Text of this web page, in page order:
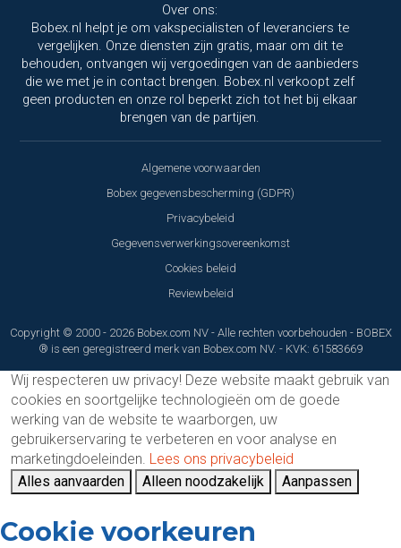
Over ons:
Bobex.nl helpt je om vakspecialisten of leveranciers te
vergelijken. Onze diensten zijn gratis, maar om dit te
behouden, ontvangen wij vergoedingen van de aanbieders
die we met je in contact brengen. Bobex.nl verkoopt zelf
geen producten en onze rol beperkt zich tot het bij elkaar
brengen van de partijen.
Algemene voorwaarden
Bobex gegevensbescherming (GDPR)
Privacybeleid
Gegevensverwerkingsovereenkomst
Cookies beleid
Reviewbeleid
Copyright © 2000 - 2026 Bobex.com NV - Alle rechten voorbehouden - BOBEX
® is een geregistreerd merk van Bobex.com NV. - KVK: 61583669
Wij respecteren uw privacy! Deze website maakt gebruik van
cookies en soortgelijke technologieën om de goede
werking van de website te waarborgen, uw
gebruikerservaring te verbeteren en voor analyse en
marketingdoeleinden. Lees ons privacybeleid
Alles aanvaarden
Alleen noodzakelijk Aanpassen
Cookie voorkeuren